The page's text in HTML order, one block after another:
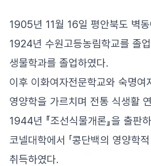
1905년 11월 16일 평안북도 벽
1924년 수원고등농림학교를 졸
생물학과를 졸업하였다.
이후 이화여자전문학교와 숙명여
영양학을 가르치며 전통 식생활
1944년 『조선식물개론』을 출판
코넬대학에서 「콩단백의 영양학
취득하였다.